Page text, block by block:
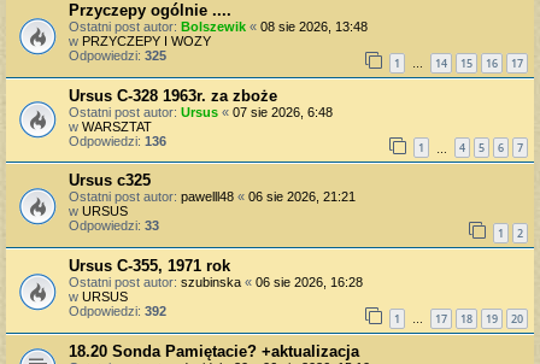
Przyczepy ogólnie ....
Ostatni post autor: Bolszewik « 08 sie 2026, 13:48
w PRZYCZEPY I WOZY
Odpowiedzi: 325 1 … 14 15 16 17
Ursus C-328 1963r. za zboże
Ostatni post autor: Ursus « 07 sie 2026, 6:48
w WARSZTAT
Odpowiedzi: 136 1 4 5 6 7
Ursus c325
Ostatni post autor: pawelll48 « 06 sie 2026, 21:21
w URSUS
Odpowiedzi: 33 1 2
Ursus C-355, 1971 rok
Ostatni post autor: szubinska « 06 sie 2026, 16:28
w URSUS
Odpowiedzi: 392 1 … 17 18 19 20
18.20 Sonda Pamiętacie? +aktualizacja